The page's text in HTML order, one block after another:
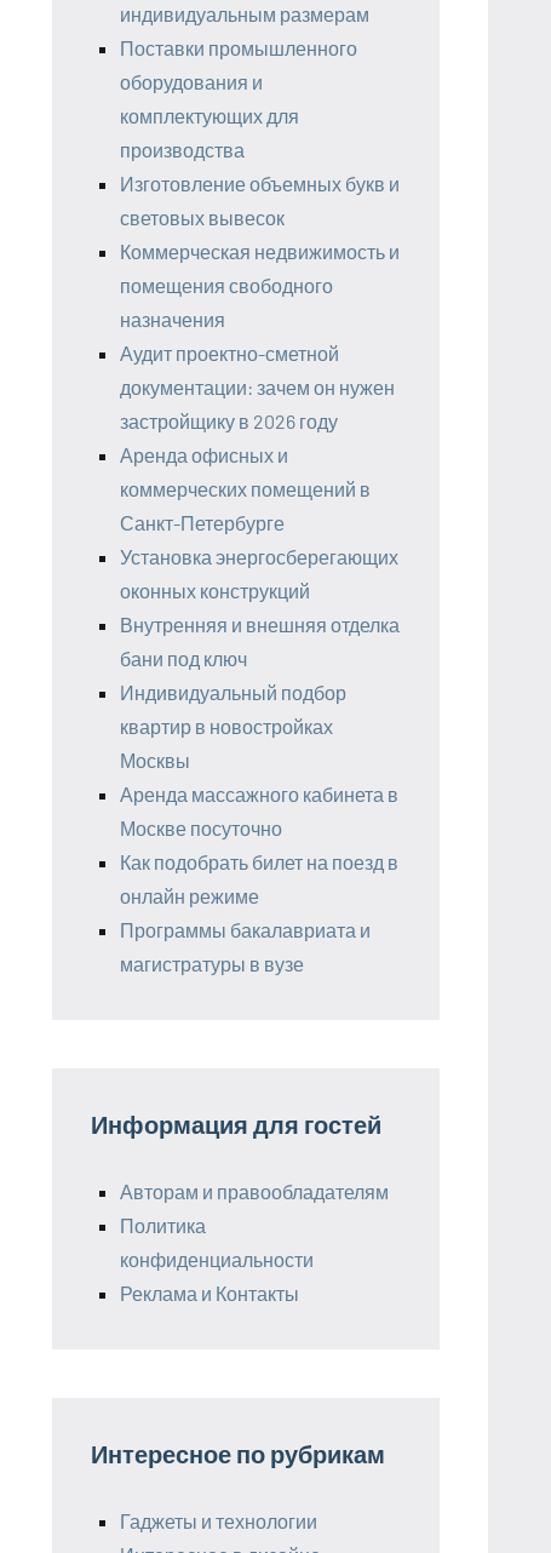
индивидуальным размерам
Поставки промышленного
оборудования и
комплектующих для
производства
Изготовление объемных букв и
световых вывесок
Коммерческая недвижимость и
помещения свободного
назначения
Аудит проектно-сметной
документации: зачем он нужен
застройщику в 2026 году
Аренда офисных и
коммерческих помещений в
Санкт-Петербурге
Установка энергосберегающих
оконных конструкций
Внутренняя и внешняя отделка
бани под ключ
Индивидуальный подбор
квартир в новостройках
Москвы
Аренда массажного кабинета в
Москве посуточно
Как подобрать билет на поезд в
онлайн режиме
Программы бакалавриата и
магистратуры в вузе
Информация для гостей
Авторам и правообладателям
Политика
конфиденциальности
Реклама и Контакты
Интересное по рубрикам
Гаджеты и технологии